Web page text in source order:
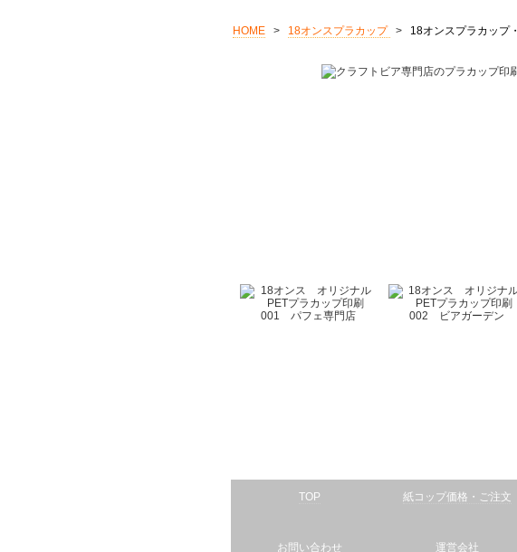
HOME > 18オンスプラカップ > 18オンスプラカップ
TOP 紙コップ価格・ご注文
お問い合わせ
運営会社